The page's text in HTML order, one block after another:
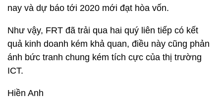
nay và dự báo tới 2020 mới đạt hòa vốn.
Như vậy, FRT đã trải qua hai quý liên tiếp có kết
quả kinh doanh kém khả quan, điều này cũng phản
ánh bức tranh chung kém tích cực của thị trường
ICT.
Hiền Anh